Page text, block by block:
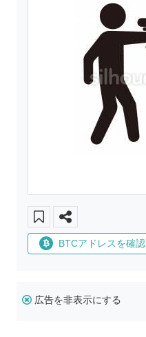
BTCアドレスを確認
広告を非表示にする